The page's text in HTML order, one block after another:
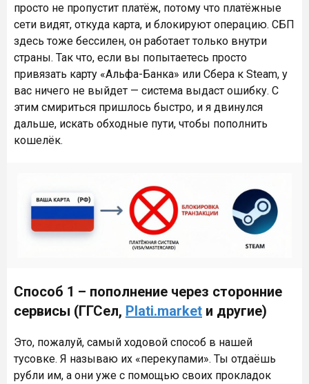
просто не пропустит платёж, потому что платёжные
сети видят, откуда карта, и блокируют операцию. СБП
здесь тоже бессилен, он работает только внутри
страны. Так что, если вы попытаетесь просто
привязать карту «Альфа-Банка» или Сбера к Steam, у
вас ничего не выйдет — система выдаст ошибку. С
этим смириться пришлось быстро, и я двинулся
дальше, искать обходные пути, чтобы пополнить
кошелёк.
Способ 1 – пополнение через сторонние
сервисы (ГГСел, Plati.market и другие)
Это, пожалуй, самый ходовой способ в нашей
тусовке. Я называю их «перекупами». Ты отдаёшь
рубли им, а они уже с помощью своих прокладок